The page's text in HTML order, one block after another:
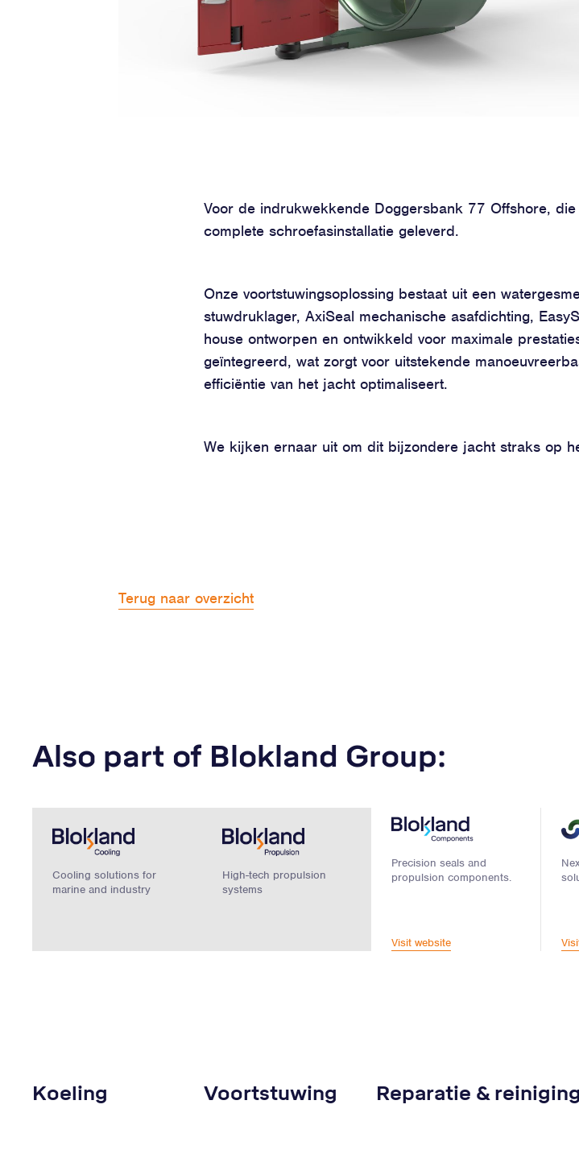
Voor de indrukwekkende Doggersbank 77 Offshore,
complete schroefasinstallatie geleverd.
Onze voortstuwingsoplossing bestaat uit een
stuwdruklager, AxiSeal mechanische asafdichting,
house ontworpen en ontwikkeld voor maximale
geïntegreerd, wat zorgt voor uitstekende
efficiëntie van het jacht optimaliseert.
We kijken ernaar uit om dit bijzondere jacht straks op
Terug naar overzicht
Also part of Blokland Group:
Cooling solutions for
marine and industry
High-tech propulsion
systems
Precision seals and
propulsion components.
Visit website
Koeling Voortstuwing Reparatie & reiniging